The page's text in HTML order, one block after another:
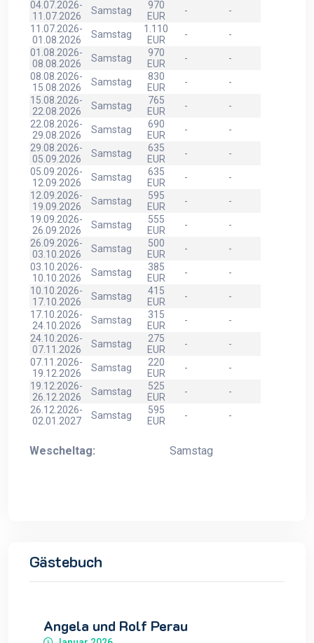
04.07.2026-
11.07.2026
Samstag
970
EUR
-
-
11.07.2026-
01.08.2026
Samstag
1.110
EUR
-
-
01.08.2026-
08.08.2026
Samstag
970
EUR
-
-
08.08.2026-
15.08.2026
Samstag
830
EUR
-
-
15.08.2026-
22.08.2026
Samstag
765
EUR
-
-
22.08.2026-
29.08.2026
Samstag
690
EUR
-
-
29.08.2026-
05.09.2026
Samstag
635
EUR
-
-
05.09.2026-
12.09.2026
Samstag
635
EUR
-
-
12.09.2026-
19.09.2026
Samstag
595
EUR
-
-
19.09.2026-
26.09.2026
Samstag
555
EUR
-
-
26.09.2026-
03.10.2026
Samstag
500
EUR
-
-
03.10.2026-
10.10.2026
Samstag
385
EUR
-
-
10.10.2026-
17.10.2026
Samstag
415
EUR
-
-
17.10.2026-
24.10.2026
Samstag
315
EUR
-
-
24.10.2026-
07.11.2026
Samstag
275
EUR
-
-
07.11.2026-
19.12.2026
Samstag
220
EUR
-
-
19.12.2026-
26.12.2026
Samstag
525
EUR
-
-
26.12.2026-
02.01.2027
Samstag
595
EUR
- -
Wescheltag: Samstag
Gästebuch
Angela und Rolf Perau